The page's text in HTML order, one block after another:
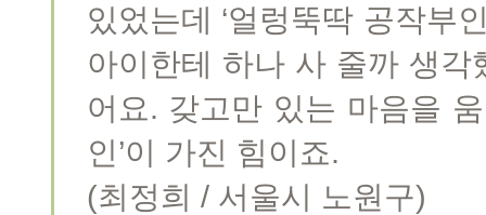
있었는데 ‘얼렁뚝딱 공작부
아이한테 하나 사 줄까 생
어요. 갖고만 있는 마음을
인’이 가진 힘이죠.
(최정희 / 서울시 노원구)